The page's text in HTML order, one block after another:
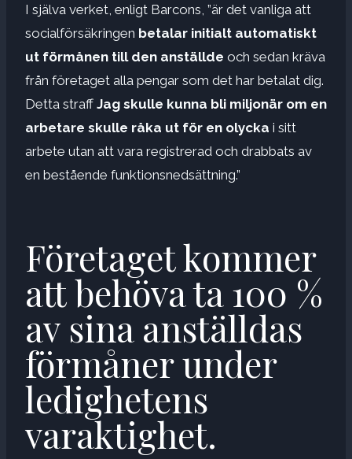
I själva verket, enligt Barcons, ”är det vanliga att
socialförsäkringen betalar initialt automatiskt
ut förmånen till den anställde och sedan kräva
från företaget alla pengar som det har betalat dig.
Detta straff Jag skulle kunna bli miljonär om en
arbetare skulle råka ut för en olycka i sitt
arbete utan att vara registrerad och drabbats av
en bestående funktionsnedsättning.”
Företaget kommer
att behöva ta 100 %
av sina anställdas
förmåner under
ledighetens
varaktighet.